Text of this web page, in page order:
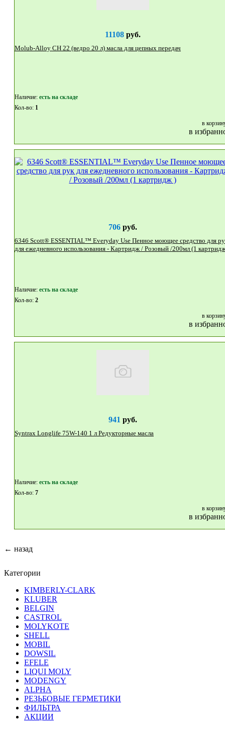
11108руб.
Molub-Alloy CH 22 (ведро 20 л) масла для цепных передач
Наличие: eсть на складе
Кол-во: 1
в
в
706руб.
6346 Scott® ESSENTIAL™ Everyday Use Пенное моющее средство для рук
для ежедневного использования - Картридж / Розовый /200мл (1
Наличие: eсть на складе
Кол-во: 2
в
в
941 руб.
Syntrax Longlife 75W-140 1 л Редукторные масла
Наличие: eсть на складе
Кол-во: 7
в
в
← назад
Категории
KIMBERLY-CLARK
KLUBER
BELGIN
CASTROL
MOLYKOTE
SHELL
MOBIL
DOWSIL
EFELE
LIQUI MOLY
MODENGY
ALPHA
РЕЗЬБОВЫЕ ГЕРМЕТИКИ
ФИЛЬТРА
АКЦИИ